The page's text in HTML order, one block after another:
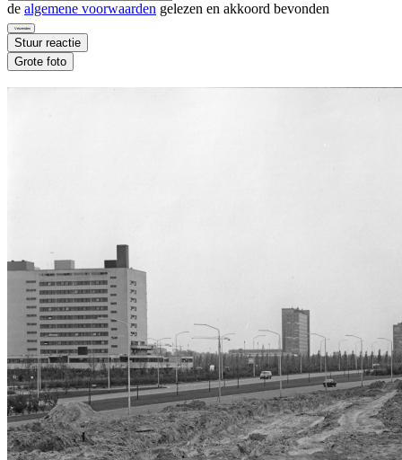
de algemene voorwaarden gelezen en akkoord bevonden